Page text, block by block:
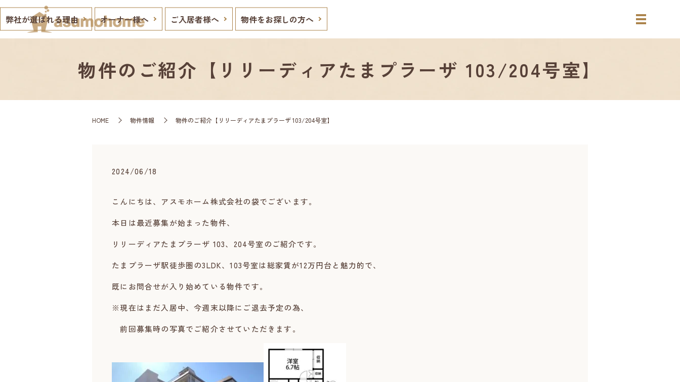
弊社が選ばれる理由 オーナー様へ ご入居者様へ 物件をお探しの方へ
物件のご紹介【リリーディアたまプラーザ 103/204号室】
HOME 物件情報 物件のご紹介【リリーディアたまプラーザ 103/204号室】
2024/06/18
こんにちは、アスモホーム株式会社の袋でございます。
本日は最近募集が始まった物件、
リリーディアたまプラーザ 103、204号室のご紹介です。
たまプラーザ駅徒歩圏の3LDK、103号室は総家賃が12万円台と魅力的で、
既にお問合せが入り始めている物件です。
※現在はまだ入居中、今週末以降にご退去予定の為、
前回募集時の写真でご紹介させていただきます。